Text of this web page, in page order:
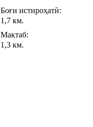
Боғи истироҳатӣ:
1,7 км.
Мактаб:
1,3 км.